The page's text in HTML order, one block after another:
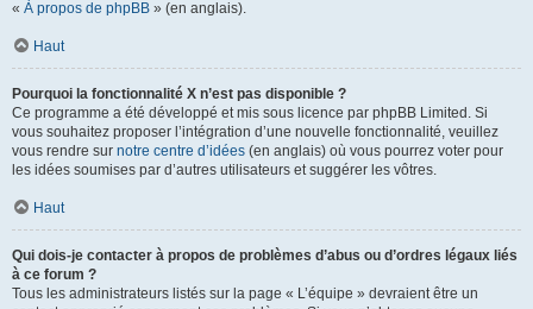
« À propos de phpBB » (en anglais).
Haut
Pourquoi la fonctionnalité X n’est pas disponible ?
Ce programme a été développé et mis sous licence par phpBB Limited. Si
vous souhaitez proposer l’intégration d’une nouvelle fonctionnalité, veuillez
vous rendre sur notre centre d’idées (en anglais) où vous pourrez voter pour
les idées soumises par d’autres utilisateurs et suggérer les vôtres.
Haut
Qui dois-je contacter à propos de problèmes d’abus ou d’ordres légaux liés
à ce forum ?
Tous les administrateurs listés sur la page « L’équipe » devraient être un